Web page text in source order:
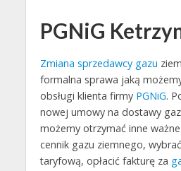
PGNiG
Zmiana sprzedawcy gazu
formalna sprawa jaką
obsługi klienta firmy PGNiG.
nowej umowy na dostawy
możemy otrzymać inne
cennik gazu ziemnego,
taryfową, opłacić fakturę za